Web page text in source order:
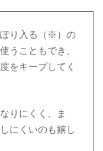
り入る（※）の
うこともでき、
をキープしてく
りにくく、ま
にくいのも嬉し